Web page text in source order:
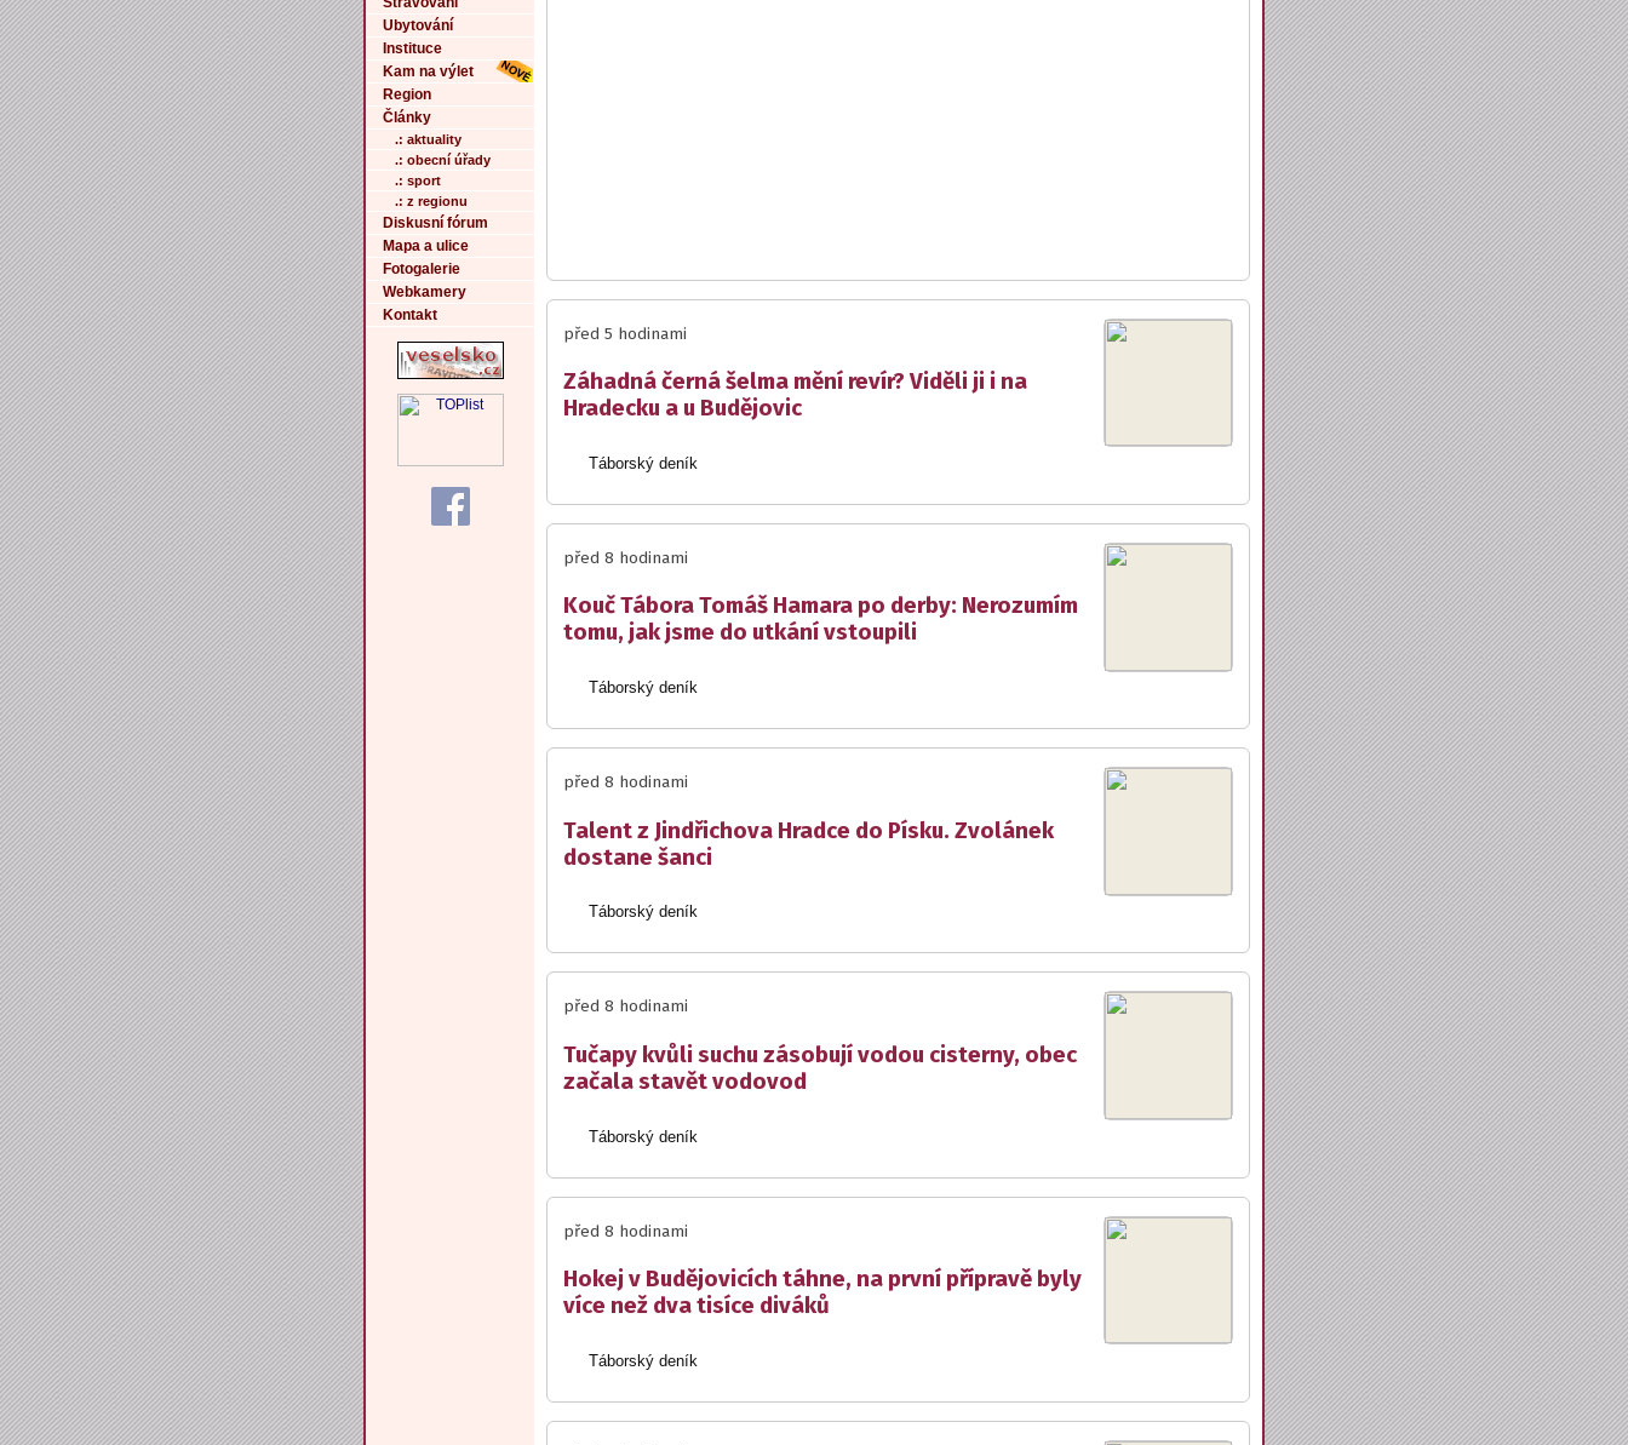
Ubytování
Instituce
Kam na výlet
Region
Články
.: aktuality
.: obecní úřady
.: sport
.: z regionu
Diskusní fórum
Mapa a ulice
Fotogalerie
Webkamery
Kontakt
před 5 hodinami
Záhadná černá šelma mění revír? Viděli ji i na
Hradecku a u Budějovic
Táborský deník
před 8 hodinami
Kouč Tábora Tomáš Hamara po derby: Nerozumím
tomu, jak jsme do utkání vstoupili
Táborský deník
před 8 hodinami
Talent z Jindřichova Hradce do Písku. Zvolánek
dostane šanci
Táborský deník
před 8 hodinami
Tučapy kvůli suchu zásobují vodou cisterny, obec
začala stavět vodovod
Táborský deník
před 8 hodinami
Hokej v Budějovicích táhne, na první přípravě byly
více než dva tisíce diváků
Táborský deník